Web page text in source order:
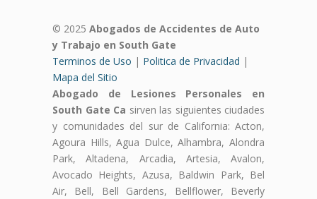
© 2025 Abogados de Accidentes de Auto
y Trabajo en South Gate
Terminos de Uso | Politica de Privacidad |
Mapa del Sitio
Abogado de Lesiones Personales en
South Gate Ca sirven las siguientes ciudades
y comunidades del sur de California: Acton,
Agoura Hills, Agua Dulce, Alhambra, Alondra
Park, Altadena, Arcadia, Artesia, Avalon,
Avocado Heights, Azusa, Baldwin Park, Bel
Air, Bell, Bell Gardens, Bellflower, Beverly